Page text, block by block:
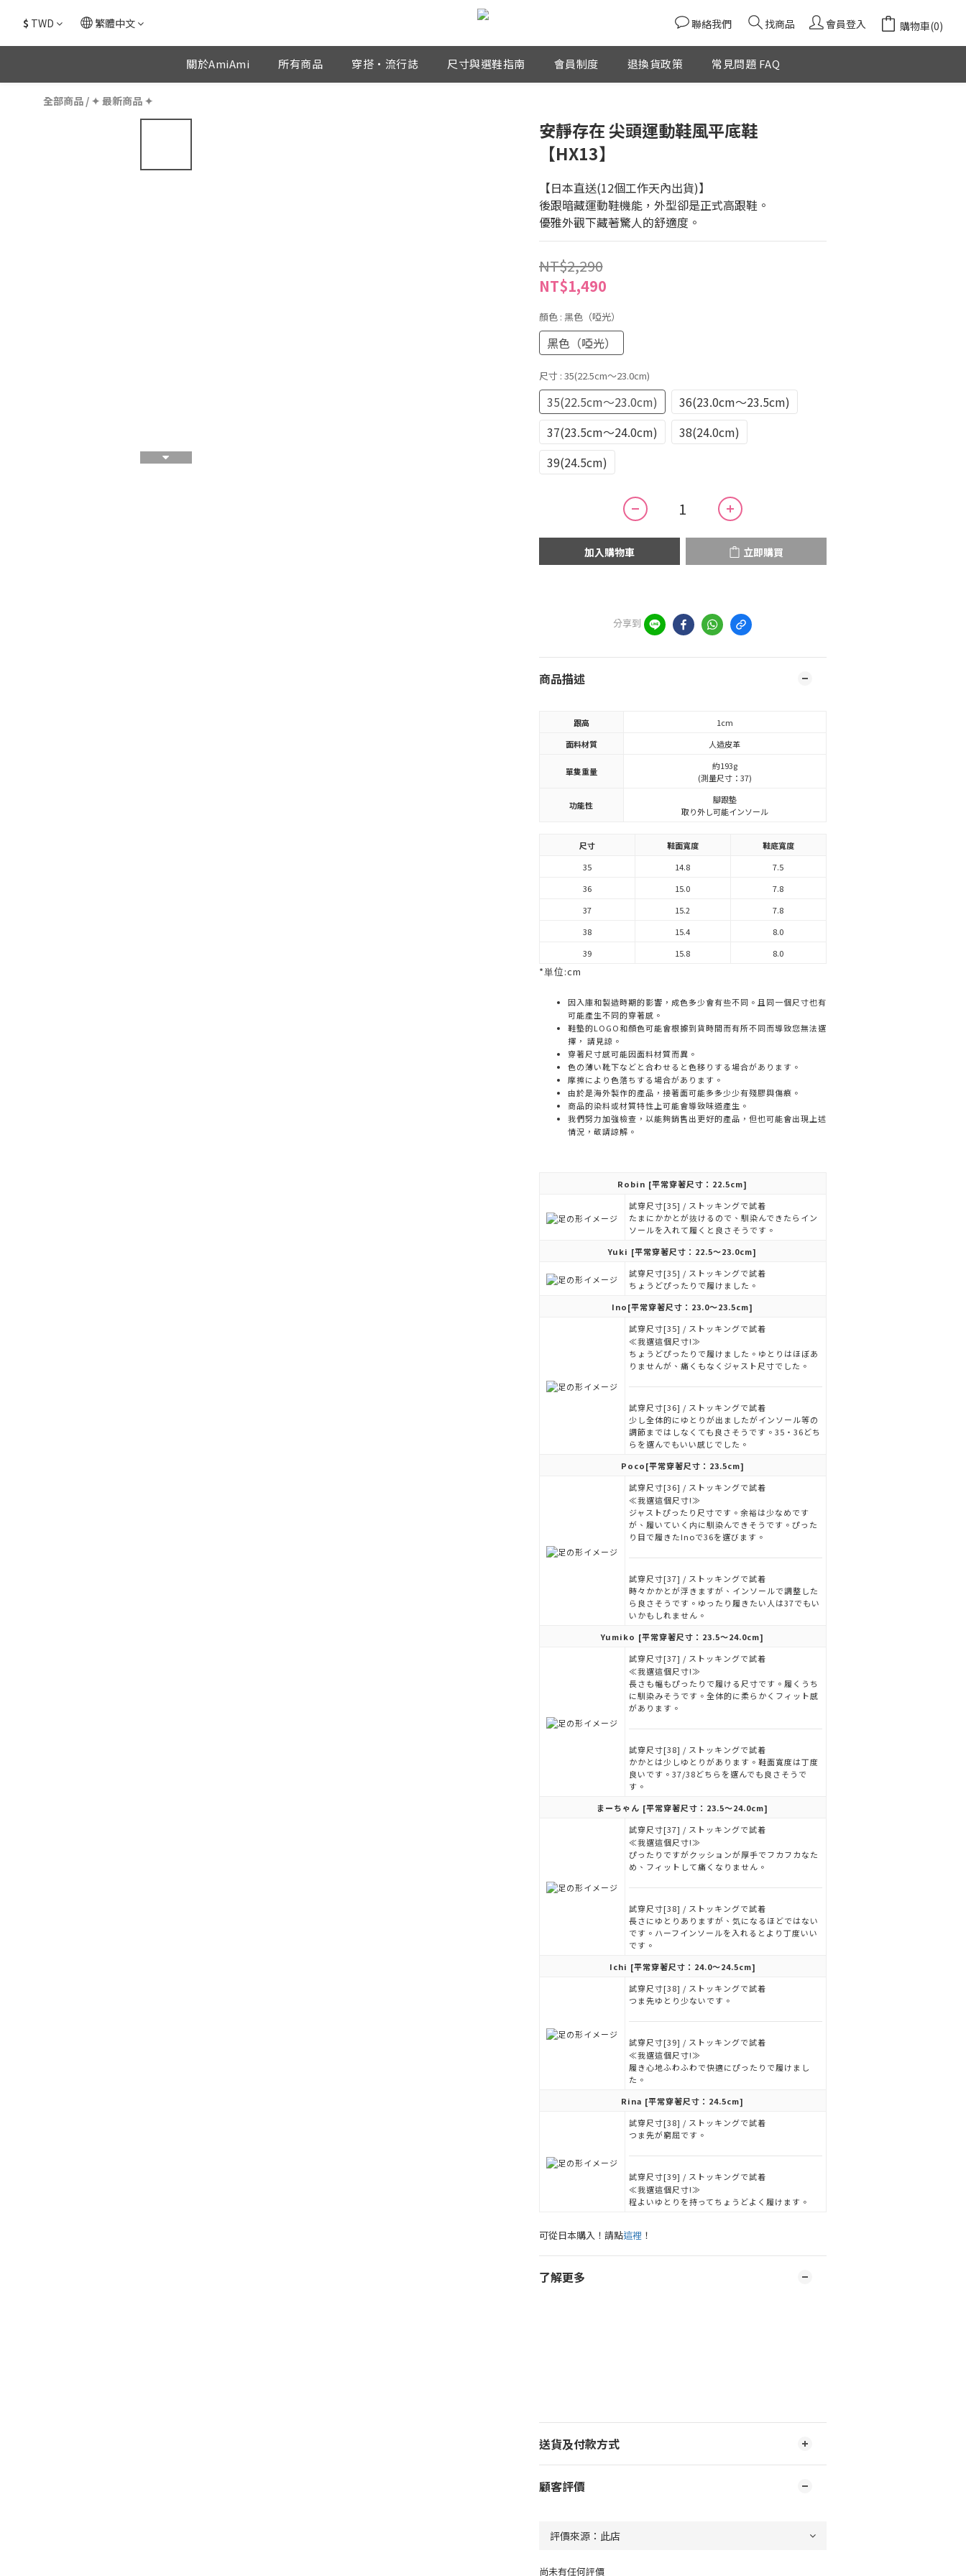
$ TWD 繁體中文 聯絡我們 找商品 會員登入 購物車(0)
關於AmiAmi 所有商品 穿搭・流行誌 尺寸與選鞋指南 會員制度 退換貨政策 常見問題 FAQ
全部商品 / ✦ 最新商品 ✦
安靜存在 尖頭運動鞋風平底鞋
【HX13】
【日本直送(12個工作天內出貨)】
後跟暗藏運動鞋機能，外型卻是正式高跟鞋。
優雅外觀下藏著驚人的舒適度。
NT$2,290
NT$1,490
顏色 : 黑色（啞光）
黑色（啞光）
尺寸 : 35(22.5cm～23.0cm)
35(22.5cm～23.0cm)
36(23.0cm～23.5cm)
37(23.5cm～24.0cm)
38(24.0cm)
39(24.5cm)
加入購物車 立即購買
分享到
商品描述
跟高
1cm
面料材質
人造皮革
單隻重量
約193g
(測量尺寸：37)
功能性
腳跟墊
取り外し可能インソール
尺寸 鞋面寬度
鞋底寬度
35
14.8
7.5
36
15.0
7.8
37
15.2
7.8
38
15.4
8.0
39
15.8 8.0
*単位:cm
因入庫和製造時期的影響，成色多少會有些不同。且同一個尺寸也有
可能產生不同的穿著感。
鞋墊的LOGO和顏色可能會根據到貨時間而有所不同而導致您無法選
擇， 請見諒。
穿著尺寸感可能因面料材質而異。
色の薄い靴下などと合わせると色移りする場合があります。
摩擦により色落ちする場合があります。
由於是海外製作的產品，接著面可能多多少少有殘膠與傷痕。
商品的染料或材質特性上可能會導致味道產生。
我們努力加強檢查，以能夠銷售出更好的產品，但也可能會出現上述
情況，敬請諒解。
Robin [平常穿著尺寸：22.5cm]
試穿尺寸[35] / ストッキングで試着
たまにかかとが抜けるので、馴染んできたらイン
ソールを入れて履くと良さそうです。
Yuki [平常穿著尺寸：22.5～23.0cm]
試穿尺寸[35] / ストッキングで試着
ちょうどぴったりで履けました。
Ino[平常穿著尺寸：23.0～23.5cm]
試穿尺寸[35] / ストッキングで試着
≪我選這個尺寸!≫
ちょうどぴったりで履けました。ゆとりはほぼあ
りませんが、痛くもなくジャスト尺寸でした。
試穿尺寸[36] / ストッキングで試着
少し全体的にゆとりが出ましたがインソール等の
調節まではしなくても良さそうです。35・36どち
らを選んでもいい感じでした。
Poco[平常穿著尺寸：23.5cm]
試穿尺寸[36] / ストッキングで試着
≪我選這個尺寸!≫
ジャストぴったり尺寸です。余裕は少なめです
が、履いていく内に馴染んできそうです。ぴった
り目で履きたInoで36を選びます。
試穿尺寸[37] / ストッキングで試着
時々かかとが浮きますが、インソールで調整した
ら良さそうです。ゆったり履きたい人は37でもい
いかもしれません。
Yumiko [平常穿著尺寸：23.5～24.0cm]
試穿尺寸[37] / ストッキングで試着
≪我選這個尺寸!≫
長さも幅もぴったりで履ける尺寸です。履くうち
に馴染みそうです。全体的に柔らかくフィット感
があります。
試穿尺寸[38] / ストッキングで試着
かかとは少しゆとりがあります。鞋面寬度は丁度
良いです。37/38どちらを選んでも良さそうで
す。
まーちゃん [平常穿著尺寸：23.5～24.0cm]
試穿尺寸[37] / ストッキングで試着
≪我選這個尺寸!≫
ぴったりですがクッションが厚手でフカフカなた
め、フィットして痛くなりません。
試穿尺寸[38] / ストッキングで試着
長さにゆとりありますが、気になるほどではない
です。ハーフインソールを入れるとより丁度いい
です。
Ichi [平常穿著尺寸：24.0～24.5cm]
試穿尺寸[38] / ストッキングで試着
つま先ゆとり少ないです。
試穿尺寸[39] / ストッキングで試着
≪我選這個尺寸!≫
履き心地ふわふわで快適にぴったりで履けまし
た。
Rina [平常穿著尺寸：24.5cm]
試穿尺寸[38] / ストッキングで試着
つま先が窮屈です。
試穿尺寸[39] / ストッキングで試着
≪我選這個尺寸!≫
程よいゆとりを持ってちょうどよく履けます。
可從日本購入！請點這裡 ！
了解更多
送貨及付款方式
顧客評價
尚未有任何評價